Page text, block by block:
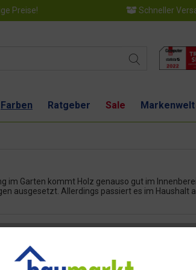
Preise! Schneller
Farben Ratgeber Sale Markenwelt
im Garten kommt Holz genauso gut im
ausgesetzt. Allerdings passiert es im Haushalt